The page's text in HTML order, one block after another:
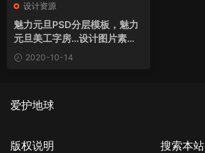
设计资源
魅力元旦PSD分层模板，魅力
元旦美工字房…设计图片素材
下载2020-10-14
爱护地球
版权说明 搜索本站